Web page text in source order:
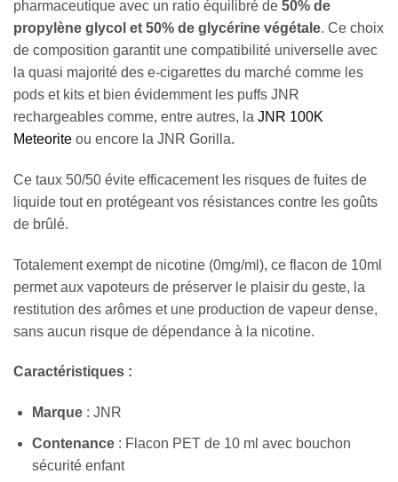
pharmaceutique avec un ratio équilibré de 50% de
propylène glycol et 50% de glycérine végétale. Ce choix
de composition garantit une compatibilité universelle avec
la quasi majorité des e-cigarettes du marché comme les
pods et kits et bien évidemment les puffs JNR
rechargeables comme, entre autres, la JNR 100K
Meteorite ou encore la JNR Gorilla.
Ce taux 50/50 évite efficacement les risques de fuites de
liquide tout en protégeant vos résistances contre les goûts
de brûlé.
Totalement exempt de nicotine (0mg/ml), ce flacon de 10ml
permet aux vapoteurs de préserver le plaisir du geste, la
restitution des arômes et une production de vapeur dense,
sans aucun risque de dépendance à la nicotine.
Caractéristiques :
Marque: JNR
Contenance: Flacon PET de 10 ml avec bouchon
sécurité enfant